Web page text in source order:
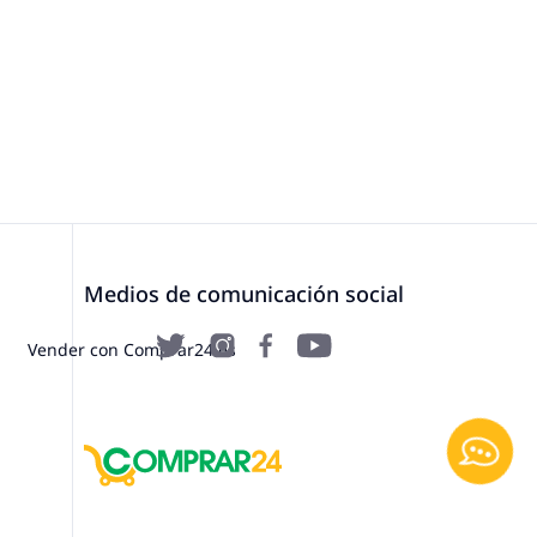
Vender con Comprar24.es
Medios de comunicación social